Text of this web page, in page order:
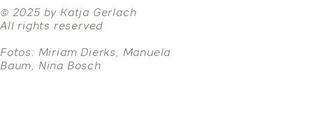
© 2025 by Katja Gerlach
All rights reserved
Fotos: Miriam Dierks, Manuela
Baum, Nina Bosch